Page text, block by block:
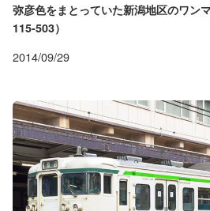
弥彦色をまとっていた新潟地区のワン
115-503）
2014/09/29